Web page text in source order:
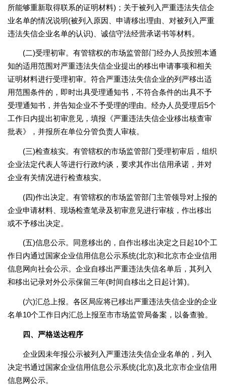
所能够重新取得联系的证明材料)；关于被列入严重违法失信企
业名单的情况说明(被列入原因、申请移出理由、对被列入严重
违法失信企业名单的认识)、诚信守法经营承诺书等材料。
(二)受理初审。有管辖权的市场监管部门经办人员按照本通
知的适用范围对严重违法失信企业提出的移出申请事项和相关
证明材料进行受理初审。符合严重违法失信企业的列严移出适
用范围条件的，即时出具受理通知书，不符合条件的出具不予
受理通知书，并告知企业不予受理的理由。经办人员受理后5个
工作日内提出初审意见，填报《严重违法失信企业移出核查审
批表》，并报所在单位分管负责人审核。
(三)检查核实。有管辖权的市场监管部门受理初审后，组织
企业法定代表人等进行行政约谈，要求其作出信用承诺，并对
企业有关情况进行检查核实。
(四)作出决定。有管辖权的市场监管部门主管领导对上报的
企业申请材料、现场检查笔录及初审意见进行审核，作出移出
或不予移出决定。
(五)信息公示。同意移出的，自作出移出决定之日起10个工
作日内通过国家企业信用信息公示系统(北京)和北京市企业信用
信息网向社会公示。企业自移出严重违法失信名单后，其列入
和移出记录对外公示保留三年(时间自移出之日起计算)。
(六)汇总上报。各区局应将已移出严重违法失信企业的企业
名单10个工作日内汇总上报至市市场监管局备案，以备查验。
四、严格送达程序
企业因未年报公示被列入严重违法失信企业名单的，列入
决定书通过国家企业信用信息公示系统(北京)及北京市企业信用
信息网公示。